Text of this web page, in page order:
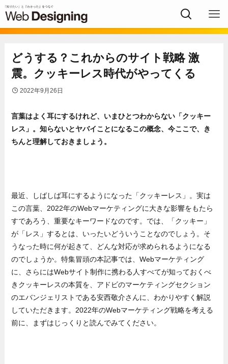
どうする？これからのサイト戦略 激
震。クッキーレス時代がやってくる
2022年9月26日
言葉はよく耳にするけれど、いまひとつわからない「クッキー
レス」。知らないとヤバイことになるこの概念、今ここで、き
ちんと理解しておきましょう。
最近、しばしば耳にするようになった「クッキーレス」。実は
この言葉、2022年のWebマーケティングに大きな影響をもたら
すであろう、重要なキーワードなのです。では、「クッキー」
が「レス」するとは、いったいどういうことなのでしょう。そ
うなった時に何が起きて、どんな対応が求められるようになる
のでしょうか。特集冒頭の本記事では、Webマーケティング
に、さらにはWebサイト制作に携わる人すべてが知っておくべ
きクッキーレスの本質を、アドビのマーケティングセクション
のエバンジェリストである安西敬介さんに、わかりやすく解説
していただきます。2022年のWebマーケティング戦略を考える
前に、まずはじっくりと読んでみてください。